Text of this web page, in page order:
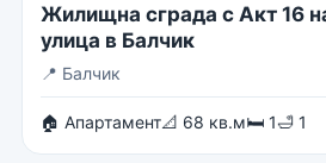
Жилищна сграда с Акт 16
улица в Балчик
📍 Балчик
🏠 Апартамент📐 68 кв.м🛏 1🛁 1